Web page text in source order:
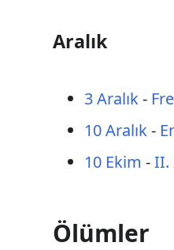
Aralık
3 Aralık-
10 Aralık-
10 Ekim -II.
Ölümler